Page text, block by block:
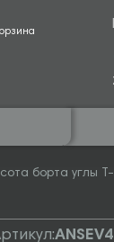
борта углы